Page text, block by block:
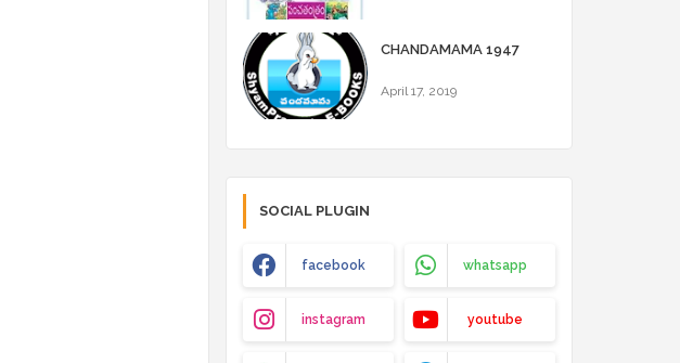
CHANDAMAMA 1947
April 17, 2019
SOCIAL PLUGIN
facebook whatsapp
instagram youtube